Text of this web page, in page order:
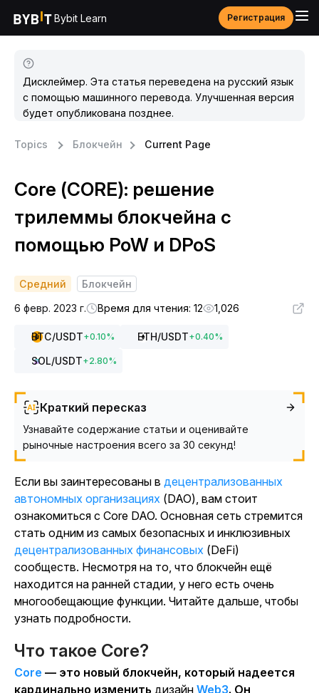
Bybit Learn Регистрация
Дисклеймер. Эта статья переведена на русский язык
с помощью машинного перевода. Улучшенная версия
будет опубликована позднее.
Topics Блокчейн Current Page
Core (CORE): решение
трилеммы блокчейна с
помощью PoW и DPoS
Средний
Блокчейн
6 февр. 2023 г.
Время для чтения: 12 1,026
BTC/USDT+0.10% ETH/USDT+0.40%
SOL/USDT+2.80%
Краткий пересказ
Узнавайте содержание статьи и оценивайте
рыночные настроения всего за 30 секунд!
Если вы заинтересованы в децентрализованных
автономных организациях (DAO), вам стоит
ознакомиться с Core DAO. Основная сеть стремится
стать одним из самых безопасных и инклюзивных
децентрализованных финансовых (DeFi)
сообществ. Несмотря на то, что блокчейн ещё
находится на ранней стадии, у него есть очень
многообещающие функции. Читайте дальше, чтобы
узнать подробности.
Что такое Core?
Core — это новый блокчейн, который надеется
кардинально изменить дизайн Web3. Он